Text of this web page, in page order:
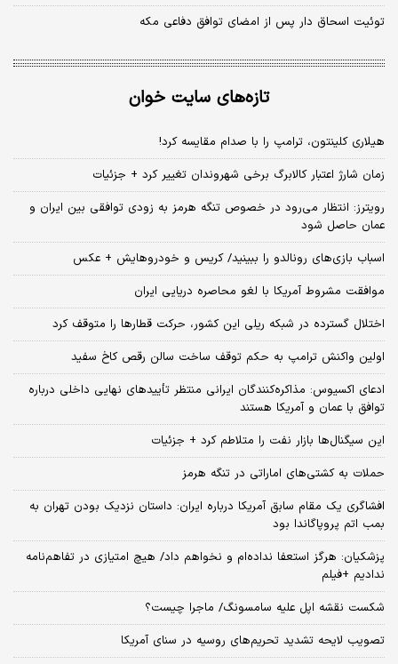
توئیت اسحاق دار پس از امضای توافق دفاعی مکه
تازه‌های سایت خوان
هیلاری کلینتون، ترامپ را با صدام مقایسه کرد!
زمان شارژ اعتبار کالابرگ برخی شهروندان تغییر کرد + جزئیات
رویترز: انتظار می‌رود در خصوص تنگه هرمز به زودی توافقی بین ایران و
عمان حاصل شود
اسباب‌ بازی‌های رونالدو را ببینید/ کریس و خودروهایش + عکس
موافقت مشروط آمریکا با لغو محاصره دریایی ایران
اختلال گسترده در شبکه ریلی این کشور، حرکت قطارها را متوقف کرد
اولین واکنش ترامپ به حکم توقف ساخت سالن رقص کاخ سفید
ادعای اکسیوس: مذاکره‌کنندگان ایرانی منتظر تأییدهای نهایی داخلی درباره
توافق با عمان و آمریکا هستند
این سیگنال‌ها بازار نفت را متلاطم کرد + جزئیات
حملات به کشتی‌های اماراتی در تنگه هرمز
افشاگری یک مقام سابق آمریکا درباره ایران: داستان نزدیک بودن تهران به
بمب اتم پروپاگاندا بود
پزشکیان: هرگز استعفا نداده‌ام و نخواهم داد/ هیچ امتیازی در تفاهم‌نامه
ندادیم +فیلم
شکست نقشه اپل علیه سامسونگ/ ماجرا چیست؟
تصویب لایحه تشدید تحریم‌های روسیه در سنای آمریکا